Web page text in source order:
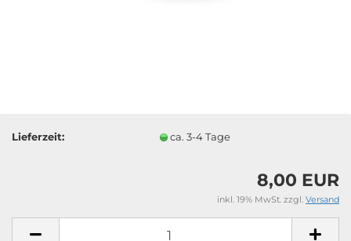
Lieferzeit: ca. 3-4 Tage
8,00 EUR
inkl. 19% MwSt. zzgl. Versand